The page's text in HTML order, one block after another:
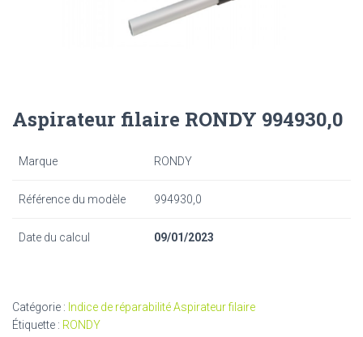
Aspirateur filaire RONDY 994930,0
Marque RONDY
Référence du modèle 994930,0
Date du calcul 09/01/2023
Catégorie : Indice de réparabilité Aspirateur filaire
Étiquette : RONDY